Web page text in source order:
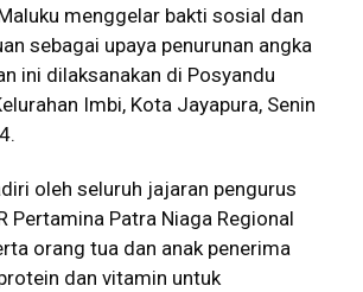
menggelar bakti sosial dan
sebagai upaya penurunan angka
ini dilaksanakan di Posyandu
Imbi, Kota Jayapura, Senin
oleh seluruh jajaran pengurus
Pertamina Patra Niaga Regional
orang tua dan anak penerima
dan vitamin untuk